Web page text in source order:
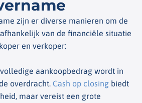
zijn er diverse manieren om de
van de financiële situatie
en verkoper:
aankoopbedrag wordt in
overdracht. Cash op closing biedt
maar vereist een grote